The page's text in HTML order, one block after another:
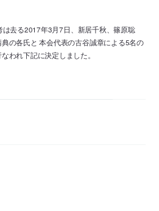
去る2017年3月7日、新居千秋、篠原聡
の各氏と 本会代表の古谷誠章による5名の
われ下記に決定しました。